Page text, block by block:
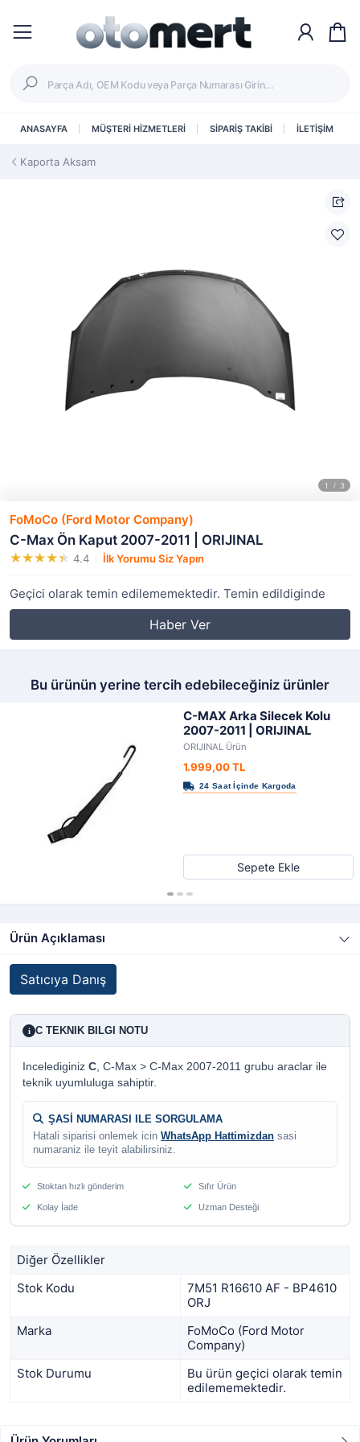
ANASAYFA MÜŞTERİ HİZMETLERİ SİPARİŞ TAKİBİ İLETİŞİM
Kaporta Aksam
FoMoCo (Ford Motor Company)
C-Max Ön Kaput 2007-2011 | ORIJINAL
4.4 İlk Yorumu Siz Yapın
Geçici olarak temin edilememektedir. Temin edildiginde
Haber Ver
Bu ürünün yerine tercih edebileceğiniz ürünler
C-MAX Arka Silecek Kolu
2007-2011 | ORIJINAL
ORIJINAL Ürün
1.999,00 TL
Sepete Ekle
Ürün Açıklaması
Satıcıya Danış
i C TEKNIK BILGI NOTU
Incelediginiz C, C-Max > C-Max 2007-2011 grubu araclar ile
teknik uyumluluga sahiptir.
ŞASİ NUMARASI ILE SORGULAMA
Hatali siparisi onlemek icin WhatsApp Hattimizdan sasi
numaraniz ile teyit alabilirsiniz.
Stoktan hızlı gönderim Sıfır Ürün
Kolay İade Uzman Desteği
Diğer Özellikler
Stok Kodu
7M51 R16610 AF - BP4610
ORJ
Marka
FoMoCo (Ford Motor
Company)
Stok Durumu
Bu ürün geçici olarak temin
edilememektedir.